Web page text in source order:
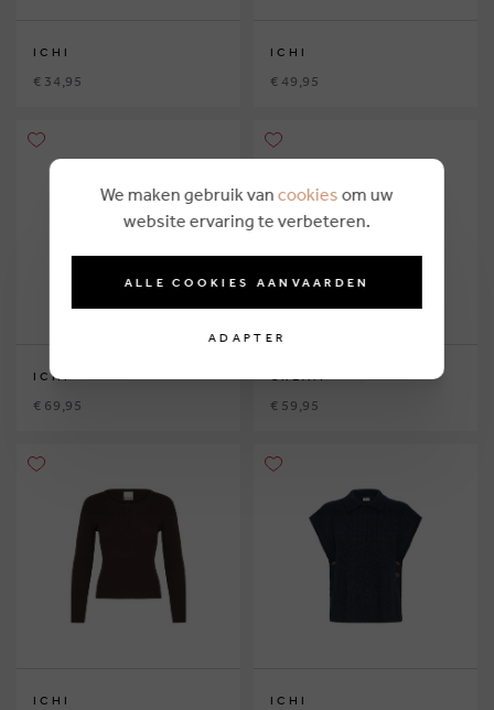
ICHI
€ 34,95
ICHI
€ 49,95
ICHI
€ 69,95
CREAM
€ 59,95
ICHI ICHI
We maken gebruik van cookies om uw
website ervaring te verbeteren.
ALLE COOKIES AANVAARDEN
ADAPTER